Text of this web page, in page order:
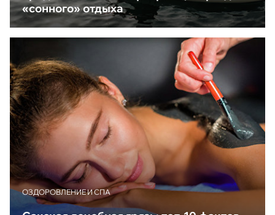
«сонного» отдыха
ОЗДОРОВЛЕНИЕ И СПА